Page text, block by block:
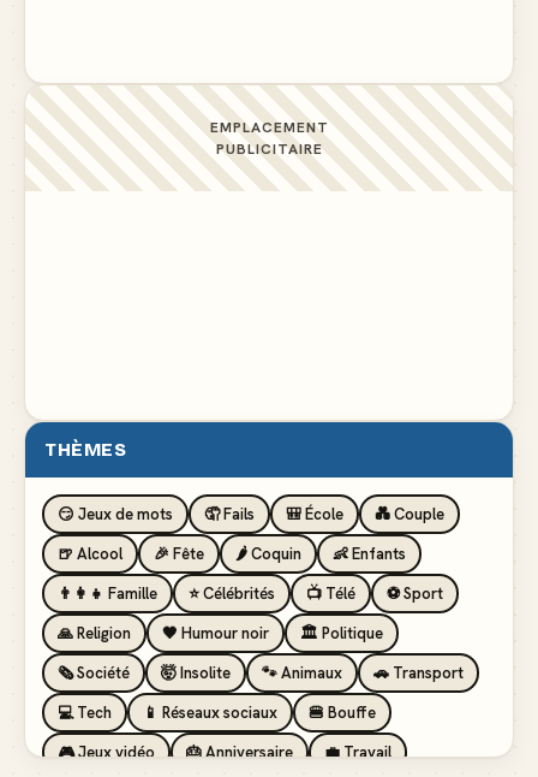
EMPLACEMENT
PUBLICITAIRE
THÈMES
😏 Jeux de mots 🤦 Fails 🎒 École
💑 Couple
🍺 Alcool
🎉 Fête 🌶️ Coquin
👶 Enfants
👨‍👩‍👧 Famille
⭐ Célébrités 📺 Télé
⚽ Sport
🙏 Religion
🖤 Humour noir
🏛️ Politique
🗞️ Société
🤯 Insolite 🐾 Animaux
🚗 Transport
💻 Tech
📱 Réseaux sociaux
🍔 Bouffe
🎮 Jeux vidéo
🎂 Anniversaire
💼 Travail